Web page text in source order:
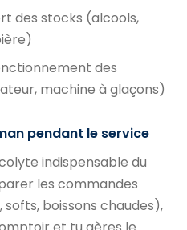
des stocks (alcools,
des
machine à glaçons)
pendant le service
indispensable du
les commandes
boissons chaudes),